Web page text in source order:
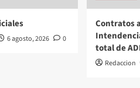
6 agosto, 2026 0
Contratos
total de
Redaccion